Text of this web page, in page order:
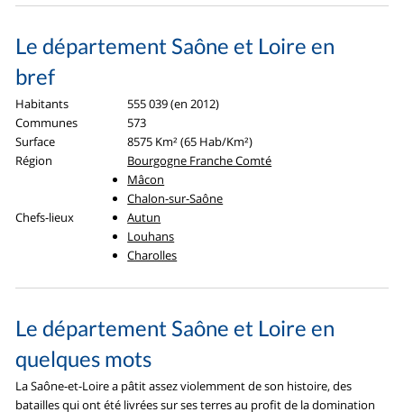
Le département Saône et Loire en
bref
Habitants
555 039 (en 2012)
Communes
573
Surface
8575 Km² (65 Hab/Km²)
Région
Bourgogne Franche Comté
Chefs-lieux
Mâcon
Chalon-sur-Saône
Autun
Louhans
Charolles
Le département Saône et Loire en
quelques mots
La Saône-et-Loire a pâtit assez violemment de son histoire, des
batailles qui ont été livrées sur ses terres au profit de la domination